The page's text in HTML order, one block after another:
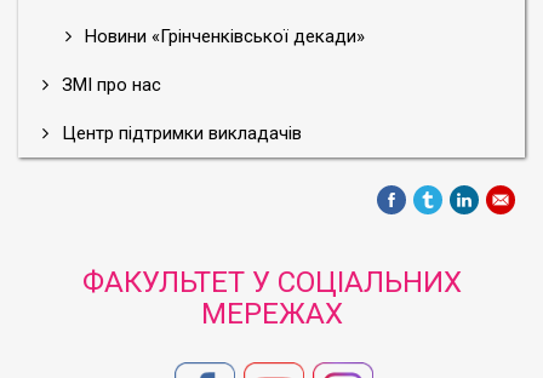
Новини «Грінченківської декади»
ЗМІ про нас
Центр підтримки викладачів
ФАКУЛЬТЕТ У СОЦІАЛЬНИХ
МЕРЕЖАХ